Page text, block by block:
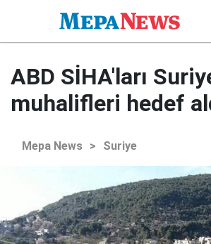
ABD SİHA'ları
muhalifleri hedef
Mepa News > Suriye